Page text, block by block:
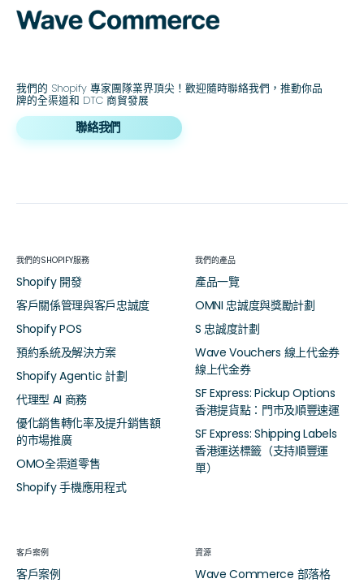
我們的 Shopify 專家團隊業界頂尖！歡迎隨時聯絡我們，推動你品
牌的全渠道和 DTC 商貿發展
聯絡我們
我們的SHOPIFY服務
Shopify 開發
客戶關係管理與客戶忠誠度
Shopify POS
預約系統及解決方案
Shopify Agentic 計劃
代理型 AI 商務
優化銷售轉化率及提升銷售額
的市場推廣
OMO全渠道零售
Shopify 手機應用程式
我們的產品
產品一覽
OMNI 忠誠度與獎勵計劃
S 忠誠度計劃
Wave Vouchers 線上代金券
線上代金券
SF Express: Pickup Options
香港提貨點：門市及順豐速運
SF Express: Shipping Labels
香港運送標籤（支持順豐運
單）
客戶案例
客戶案例
資源
Wave Commerce 部落格